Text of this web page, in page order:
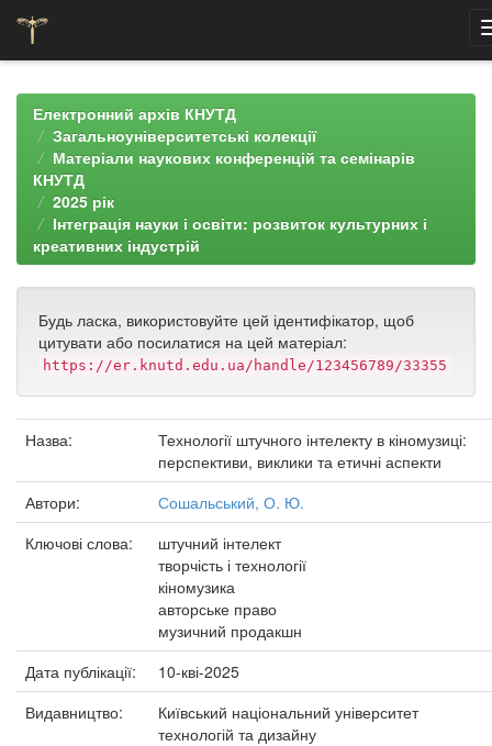
navigationЕлектронний архів КНУТД
Загальноуніверситетські колекції
Матеріали наукових конференцій та семінарів
КНУТД
2025 рік
Інтеграція науки і освіти: розвиток культурних і
креативних індустрій
Будь ласка, використовуйте цей ідентифікатор, щоб
цитувати або посилатися на цей матеріал:
https://er.knutd.edu.ua/handle/123456789/33355
Назва:
Технології штучного інтелекту в кіномузиці:
перспективи, виклики та етичні аспекти
Автори:
Сошальський, О. Ю.
Ключові слова:
штучний інтелект
творчість і технології
кіномузика
авторське право
музичний продакшн
Дата публікації:
10-кві-2025
Видавництво:
Київський національний університет
технологій та дизайну